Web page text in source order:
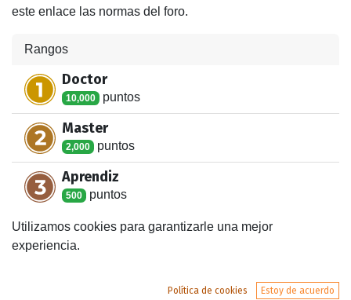
este enlace las normas del foro.
Rangos
Doctor
10,000 puntos
Master
2,000 puntos
Aprendiz
500 puntos
Estudiante
100
Utilizamos cookies para garantizarle una mejor
experiencia.
Política de cookies Estoy de acuerdo